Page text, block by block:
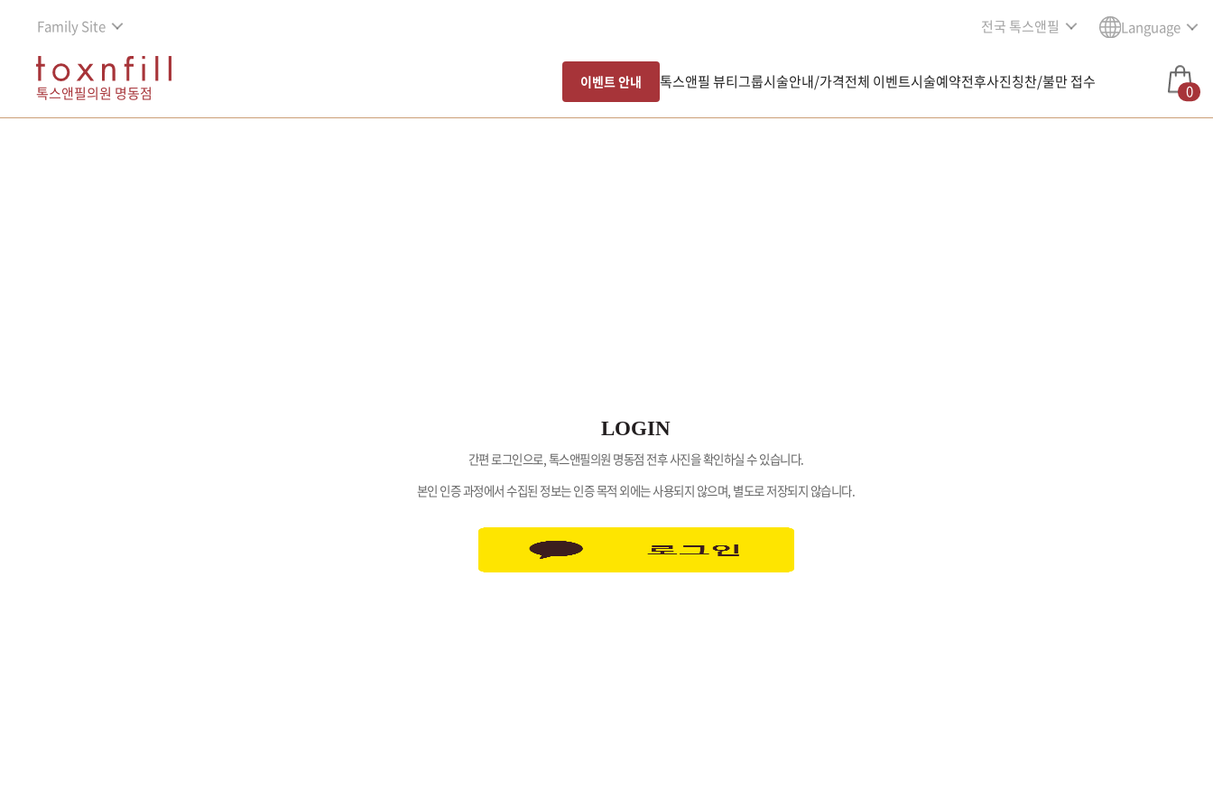
Family Site 전국 톡스앤필 Language
톡스앤필의원 명동점
이벤트 안내 톡스앤필 뷰티그룹시술안내/가격전체 이벤트시술예약전후사진칭찬/불만 접수 0
LOGIN
간편 로그인으로, 톡스앤필의원 명동점 전후 사진을 확인하실 수 있습니다.
본인 인증 과정에서 수집된 정보는 인증 목적 외에는 사용되지 않으며, 별도로 저장되지 않습니다.